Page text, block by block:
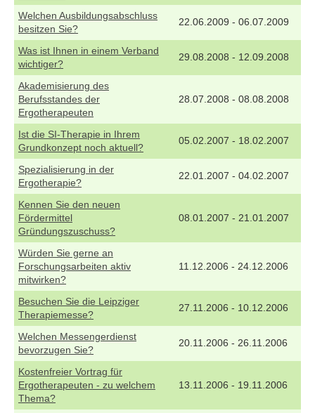
Welchen Ausbildungsabschluss
besitzen Sie?
22.06.2009 - 06.07.2009
Was ist Ihnen in einem Verband
wichtiger?
29.08.2008 - 12.09.2008
Akademisierung des
Berufsstandes der
Ergotherapeuten
28.07.2008 - 08.08.2008
Ist die SI-Therapie in Ihrem
Grundkonzept noch aktuell?
05.02.2007 - 18.02.2007
Spezialisierung in der
Ergotherapie?
22.01.2007 - 04.02.2007
Kennen Sie den neuen
Fördermittel
Gründungszuschuss?
08.01.2007 - 21.01.2007
Würden Sie gerne an
Forschungsarbeiten aktiv
mitwirken?
11.12.2006 - 24.12.2006
Besuchen Sie die Leipziger
Therapiemesse?
27.11.2006 - 10.12.2006
Welchen Messengerdienst
bevorzugen Sie?
20.11.2006 - 26.11.2006
Kostenfreier Vortrag für
Ergotherapeuten - zu welchem
Thema?
13.11.2006 - 19.11.2006